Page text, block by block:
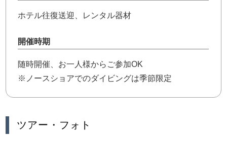
ホテル往復送迎、レンタル器材
開催時期
随時開催、お一人様からご参加OK
※ノースショアでのダイビングは季節限定
ツアー・フォト